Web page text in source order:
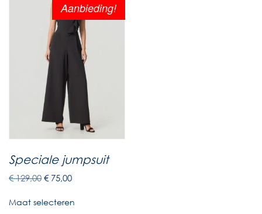
Aanbieding!
Speciale jumpsuit
€129,00 € 75,00
Maat selecteren